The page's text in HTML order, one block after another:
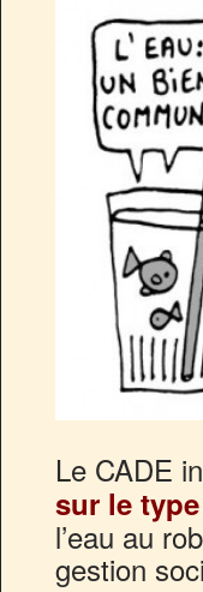
Le CADE
sur le
l’eau au
gestion